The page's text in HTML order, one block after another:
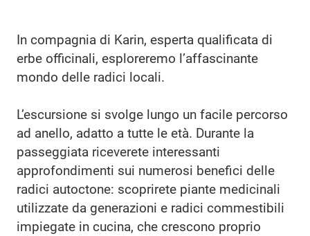
In compagnia di Karin, esperta qualificata di
erbe officinali, esploreremo l’affascinante
mondo delle radici locali.
L’escursione si svolge lungo un facile percorso
ad anello, adatto a tutte le età. Durante la
passeggiata riceverete interessanti
approfondimenti sui numerosi benefici delle
radici autoctone: scoprirete piante medicinali
utilizzate da generazioni e radici commestibili
impiegate in cucina, che crescono proprio